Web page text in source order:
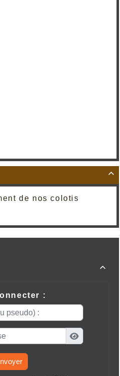

de nos colotis

: